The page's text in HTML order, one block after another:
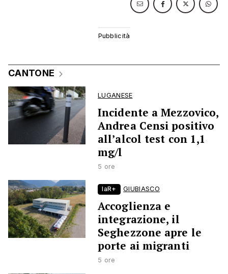
CANTONE
LUGANESE
Incidente a Mezzovico,
Andrea Censi positivo
all’alcol test con 1,1
mg/l
5 ore
laR+ GIUBIASCO
Accoglienza e
integrazione, il
Seghezzone apre le
porte ai migranti
5 ore